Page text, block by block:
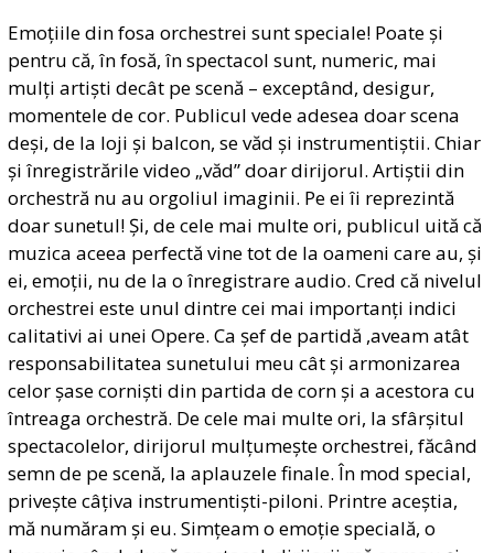
Emoțiile din fosa orchestrei sunt speciale! Poate și
pentru că, în fosă, în spectacol sunt, numeric, mai
mulți artiști decât pe scenă – exceptând, desigur,
momentele de cor. Publicul vede adesea doar scena
deși, de la loji și balcon, se văd și instrumentiștii. Chiar
și înregistrările video „văd” doar dirijorul. Artiștii din
orchestră nu au orgoliul imaginii. Pe ei îi reprezintă
doar sunetul! Și, de cele mai multe ori, publicul uită că
muzica aceea perfectă vine tot de la oameni care au, și
ei, emoții, nu de la o înregistrare audio. Cred că nivelul
orchestrei este unul dintre cei mai importanți indici
calitativi ai unei Opere. Ca șef de partidă ,aveam atât
responsabilitatea sunetului meu cât și armonizarea
celor șase corniști din partida de corn și a acestora cu
întreaga orchestră. De cele mai multe ori, la sfârșitul
spectacolelor, dirijorul mulțumește orchestrei, făcând
semn de pe scenă, la aplauzele finale. În mod special,
privește câțiva instrumentiști-piloni. Printre aceștia,
mă număram și eu. Simțeam o emoție specială, o